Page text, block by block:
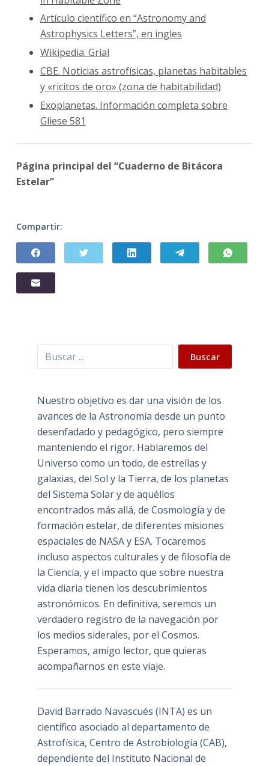
Artículo científico en “Astronomy and
Astrophysics Letters”, en ingles
Wikipedia. Grial
CBE. Noticias astrofísicas, planetas habitables
y «ricitos de oro» (zona de habitabilidad)
Exoplanetas. Información completa sobre
Gliese 581
Página principal del “Cuaderno de Bitácora
Estelar”
Compartir:
Buscar Buscar
Nuestro objetivo es dar una visión de los
avances de la Astronomía desde un punto
desenfadado y pedagógico, pero siempre
manteniendo el rigor. Hablaremos del
Universo como un todo, de estrellas y
galaxias, del Sol y la Tierra, de los planetas
del Sistema Solar y de aquéllos
encontrados más allá, de Cosmología y de
formación estelar, de diferentes misiones
espaciales de NASA y ESA. Tocaremos
incluso aspectos culturales y de filosofía de
la Ciencia, y el impacto que sobre nuestra
vida diaria tienen los descubrimientos
astronómicos. En definitiva, seremos un
verdadero registro de la navegación por
los medios siderales, por el Cosmos.
Esperamos, amigo lector, que quieras
acompañarnos en este viaje.
David Barrado Navascués (INTA) es un
científico asociado al departamento de
Astrofísica, Centro de Astrobiología (CAB),
dependiente del Instituto Nacional de